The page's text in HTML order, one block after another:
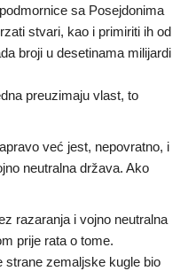
sa Posejdonima
stvari, kao i primiriti ih od
broji u desetinama milijardi
preuzimaju vlast, to
već jest, nepovratno, i
neutralna država. Ako
razaranja i vojno neutralna
prije rata o tome.
strane zemaljske kugle bio